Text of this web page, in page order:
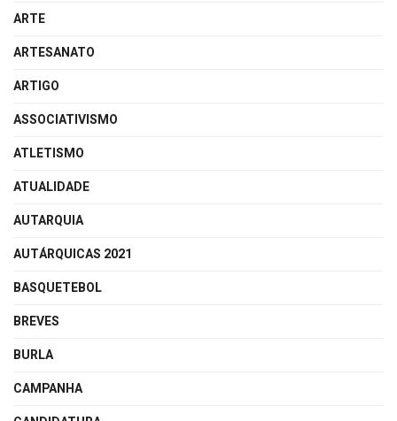
ARTE
ARTESANATO
ARTIGO
ASSOCIATIVISMO
ATLETISMO
ATUALIDADE
AUTARQUIA
AUTÁRQUICAS 2021
BASQUETEBOL
BREVES
BURLA
CAMPANHA